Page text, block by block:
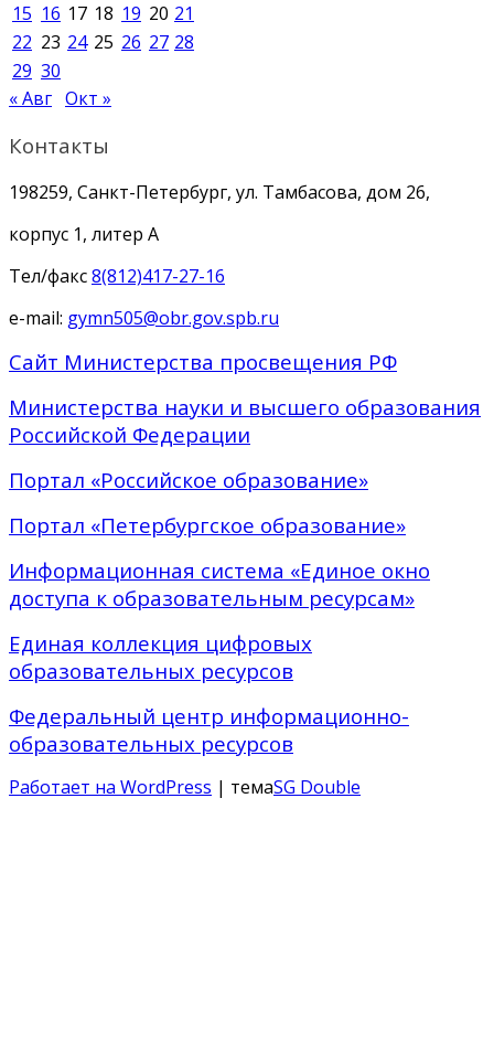
15 16 17 18 19 20 21
22 23 24 25 26 27 28
29 30
« Авг Окт »
Контакты
198259, Санкт-Петербург, ул. Тамбасова, дом 26,
корпус 1, литер А
Тел/факс8(812)417-27-16
e-mail: gymn505@obr.gov.spb.ru
Сайт Министерства просвещения РФ
Министерства науки и высшего образования
Российской Федерации
Портал «Российское образование»
Портал «Петербургское образование»
Информационная система «Единое окно
доступа к образовательным ресурсам»
Единая коллекция цифровых
образовательных ресурсов
Федеральный центр информационно-
образовательных ресурсов
Работает на WordPress | темаSG Double